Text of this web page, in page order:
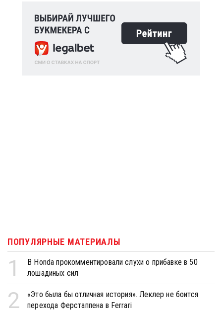
ПОПУЛЯРНЫЕ МАТЕРИАЛЫ
1
В Honda прокомментировали слухи о прибавке в 50
лошадиных сил
2
«Это была бы отличная история». Леклер не боится
перехода Ферстаппена в Ferrari